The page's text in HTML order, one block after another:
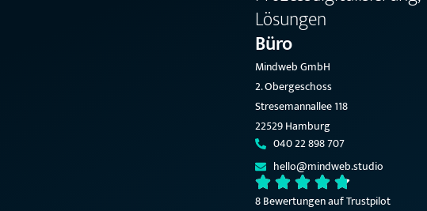
Lösungen
Büro
Mindweb GmbH
2. Obergeschoss
Stresemannallee 118
22529 Hamburg
040 22 898 707
hello@mindweb.studio
8 Bewertungen auf Trustpilot